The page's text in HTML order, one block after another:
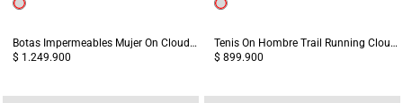
Botas Impermeables Mujer On Cloudrock Mid WP Negro
$ 1.249.900
Tenis On Hombre Trail Running Cloudvista 2 Negro
$ 899.900